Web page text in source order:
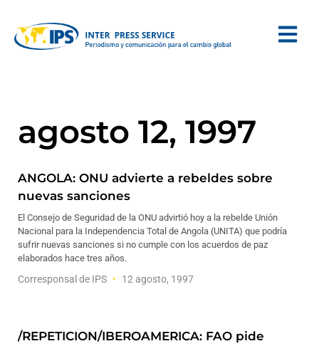
agosto 12, 1997
ANGOLA: ONU advierte a rebeldes sobre
nuevas sanciones
El Consejo de Seguridad de la ONU advirtió hoy a la rebelde Unión
Nacional para la Independencia Total de Angola (UNITA) que podría
sufrir nuevas sanciones si no cumple con los acuerdos de paz
elaborados hace tres años.
Corresponsal de IPS 12 agosto, 1997
/REPETICION/IBEROAMERICA: FAO pide